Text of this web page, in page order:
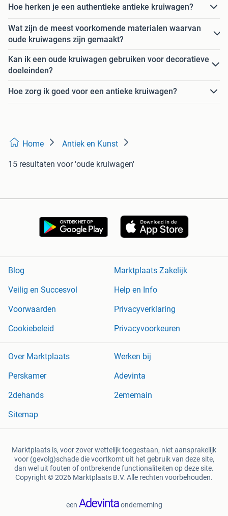
Hoe herken je een authentieke antieke kruiwagen?
Wat zijn de meest voorkomende materialen waarvan
oude kruiwagens zijn gemaakt?
Kan ik een oude kruiwagen gebruiken voor decoratieve
doeleinden?
Hoe zorg ik goed voor een antieke kruiwagen?
Home Antiek en Kunst
15 resultaten voor 'oude kruiwagen'
Blog
Marktplaats Zakelijk
Veilig en Succesvol
Help en Info
Voorwaarden
Privacyverklaring
Cookiebeleid
Privacyvoorkeuren
Over Marktplaats
Werken bij
Perskamer
Adevinta
2dehands
2ememain
Sitemap
Marktplaats is, voor zover wettelijk toegestaan, niet aansprakelijk
voor (gevolg)schade die voortkomt uit het gebruik van deze site,
dan wel uit fouten of ontbrekende functionaliteiten op deze site.
Copyright © 2026 Marktplaats B.V. Alle rechten voorbehouden.
een onderneming